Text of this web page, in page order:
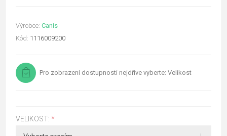
Výrobce: Canis
Kód: 1116009200
Pro zobrazení dostupnosti nejdříve vyberte: Velikost
VELIKOST: *